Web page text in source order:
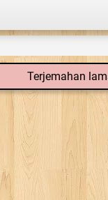
Terjemahan